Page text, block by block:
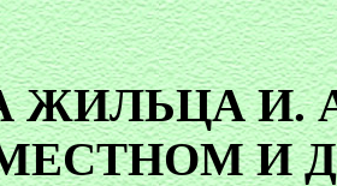
ЖИЛЬЦА И.
И